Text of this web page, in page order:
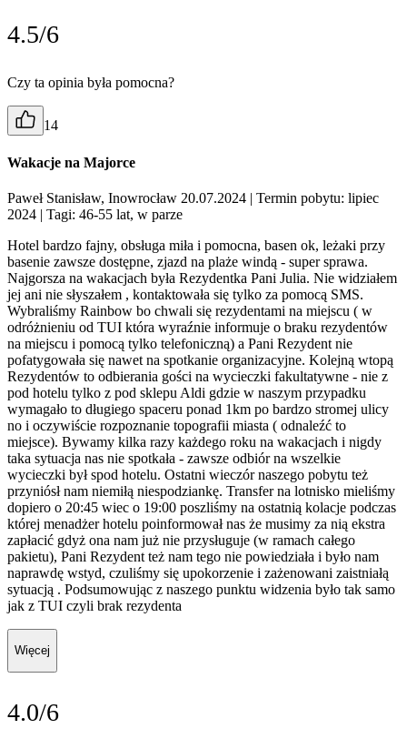
4.5/6
Czy ta opinia była pomocna?
14
Wakacje na Majorce
Paweł Stanisław, Inowrocław 20.07.2024 | Termin pobytu: lipiec
2024 | Tagi: 46-55 lat, w parze
Hotel bardzo fajny, obsługa miła i pomocna, basen ok, leżaki przy
basenie zawsze dostępne, zjazd na plaże windą - super sprawa.
Najgorsza na wakacjach była Rezydentka Pani Julia. Nie widziałem
jej ani nie słyszałem , kontaktowała się tylko za pomocą SMS.
Wybraliśmy Rainbow bo chwali się rezydentami na miejscu ( w
odróżnieniu od TUI która wyraźnie informuje o braku rezydentów
na miejscu i pomocą tylko telefoniczną) a Pani Rezydent nie
pofatygowała się nawet na spotkanie organizacyjne. Kolejną wtopą
Rezydentów to odbierania gości na wycieczki fakultatywne - nie z
pod hotelu tylko z pod sklepu Aldi gdzie w naszym przypadku
wymagało to długiego spaceru ponad 1km po bardzo stromej ulicy
no i oczywiście rozpoznanie topografii miasta ( odnaleźć to
miejsce). Bywamy kilka razy każdego roku na wakacjach i nigdy
taka sytuacja nas nie spotkała - zawsze odbiór na wszelkie
wycieczki był spod hotelu. Ostatni wieczór naszego pobytu też
przyniósł nam niemiłą niespodziankę. Transfer na lotnisko mieliśmy
dopiero o 20:45 wiec o 19:00 poszliśmy na ostatnią kolacje podczas
której menadżer hotelu poinformował nas że musimy za nią ekstra
zapłacić gdyż ona nam już nie przysługuje (w ramach całego
pakietu), Pani Rezydent też nam tego nie powiedziała i było nam
naprawdę wstyd, czuliśmy się upokorzenie i zażenowani zaistniałą
sytuacją . Podsumowując z naszego punktu widzenia było tak samo
jak z TUI czyli brak rezydenta
Więcej
4.0/6